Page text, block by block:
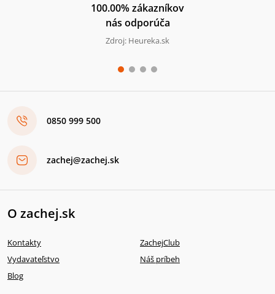
100.00% zákazníkov
nás odporúča
Zdroj: Heureka.sk
0850 999 500
zachej@zachej.sk
O zachej.sk
Kontakty
ZachejClub
Vydavateľstvo
Náš príbeh
Blog